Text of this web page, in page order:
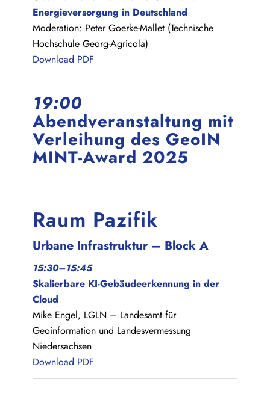
Energieversorgung in Deutschland
Moderation: Peter Goerke-Mallet (Technische
Hochschule Georg-Agricola)
Download PDF
19:00
Abendveranstaltung mit
Verleihung des GeoIN
MINT-Award 2025
Raum Pazifik
Urbane Infrastruktur – Block A
15:30–15:45
Skalierbare KI-Gebäudeerkennung in der
Cloud
Mike Engel, LGLN – Landesamt für
Geoinformation und Landesvermessung
Niedersachsen
Download PDF